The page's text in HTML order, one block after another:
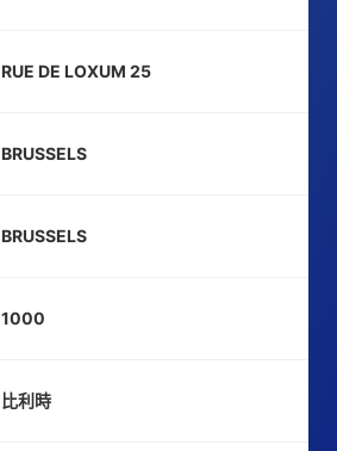
RUE DE LOXUM 25
BRUSSELS
BRUSSELS
1000
比利時